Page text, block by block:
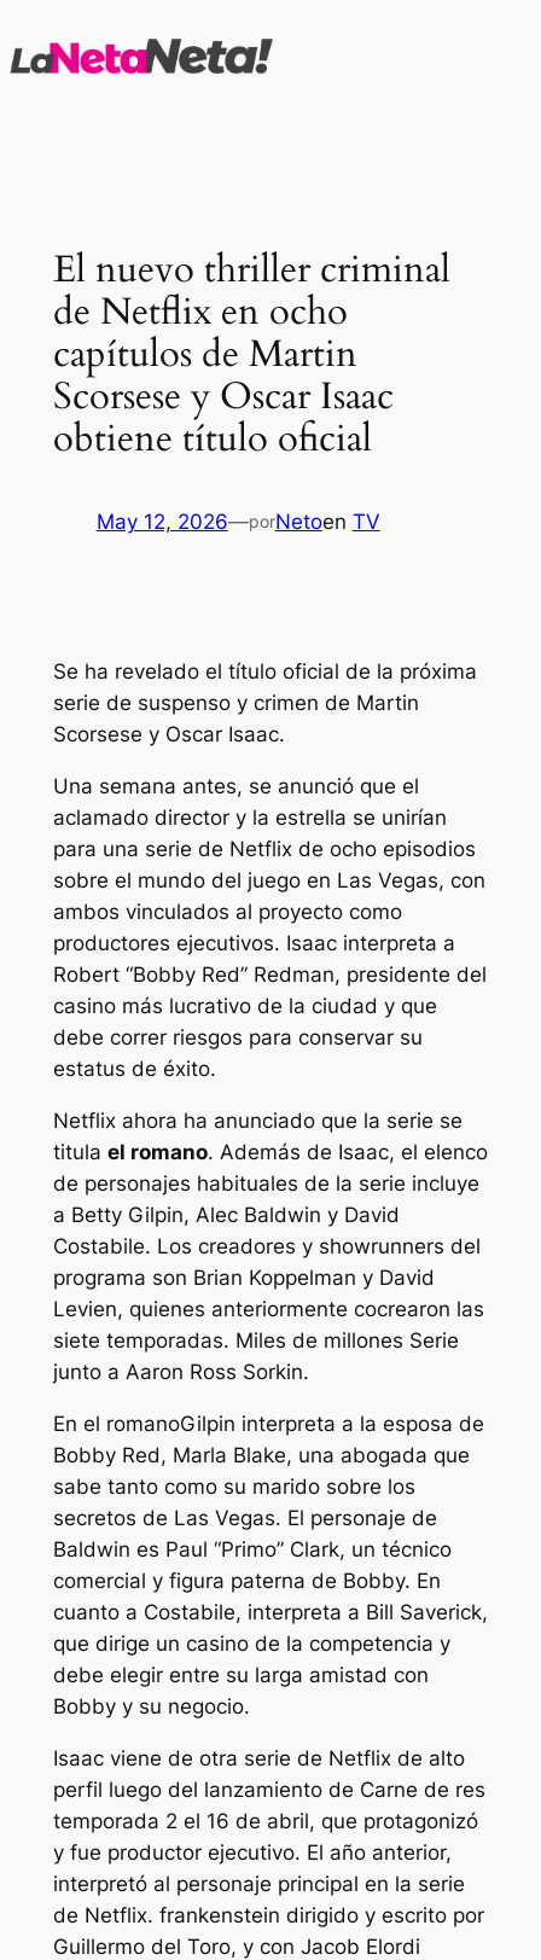
al
El nuevo thriller criminal
de Netflix en ocho
capítulos de Martin
Scorsese y Oscar Isaac
obtiene título oficial
May 12, 2026—porNetoen TV
Se ha revelado el título oficial de la próxima
serie de suspenso y crimen de Martin
Scorsese y Oscar Isaac.
Una semana antes, se anunció que el
aclamado director y la estrella se unirían
para una serie de Netflix de ocho episodios
sobre el mundo del juego en Las Vegas, con
ambos vinculados al proyecto como
productores ejecutivos. Isaac interpreta a
Robert “Bobby Red” Redman, presidente del
casino más lucrativo de la ciudad y que
debe correr riesgos para conservar su
estatus de éxito.
Netflix ahora ha anunciado que la serie se
titula el romano. Además de Isaac, el elenco
de personajes habituales de la serie incluye
a Betty Gilpin, Alec Baldwin y David
Costabile. Los creadores y showrunners del
programa son Brian Koppelman y David
Levien, quienes anteriormente cocrearon las
siete temporadas. Miles de millones Serie
junto a Aaron Ross Sorkin.
En el romanoGilpin interpreta a la esposa de
Bobby Red, Marla Blake, una abogada que
sabe tanto como su marido sobre los
secretos de Las Vegas. El personaje de
Baldwin es Paul “Primo” Clark, un técnico
comercial y figura paterna de Bobby. En
cuanto a Costabile, interpreta a Bill Saverick,
que dirige un casino de la competencia y
debe elegir entre su larga amistad con
Bobby y su negocio.
Isaac viene de otra serie de Netflix de alto
perfil luego del lanzamiento de Carne de res
temporada 2 el 16 de abril, que protagonizó
y fue productor ejecutivo. El año anterior,
interpretó al personaje principal en la serie
de Netflix. frankenstein dirigido y escrito por
Guillermo del Toro, y con Jacob Elordi